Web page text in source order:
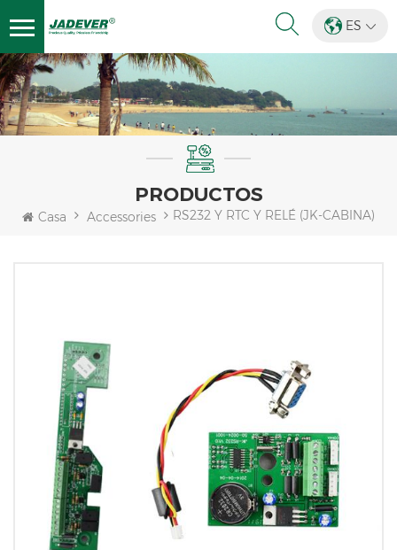
ES
PRODUCTOS
Casa Accessories RS232 Y RTC Y RELÉ (JK-CABINA)